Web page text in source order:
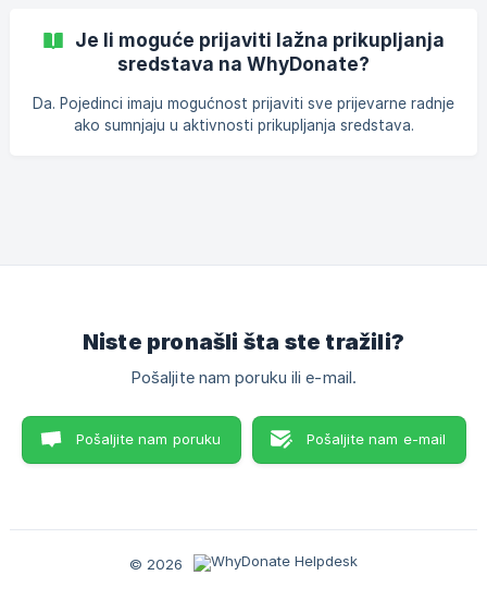
nikada se ne dijele s trećim stranama. Naposljetku,
WhyDonate ima sigurnosno potvrđenu certifikaciju
WhyDonate pouzdanim i osigurava bezbrižno iskustvo
prikupljanja sredst
Je li moguće prijaviti lažna prikupljanja
sredstava na WhyDonate?
Da. Pojedinci imaju mogućnost prijaviti sve prijevarne radnje
ako sumnjaju u aktivnosti prikupljanja sredstava.
Niste pronašli šta ste tražili?
Pošaljite nam poruku ili e-mail.
Pošaljite nam poruku Pošaljite nam e-mail
© 2026